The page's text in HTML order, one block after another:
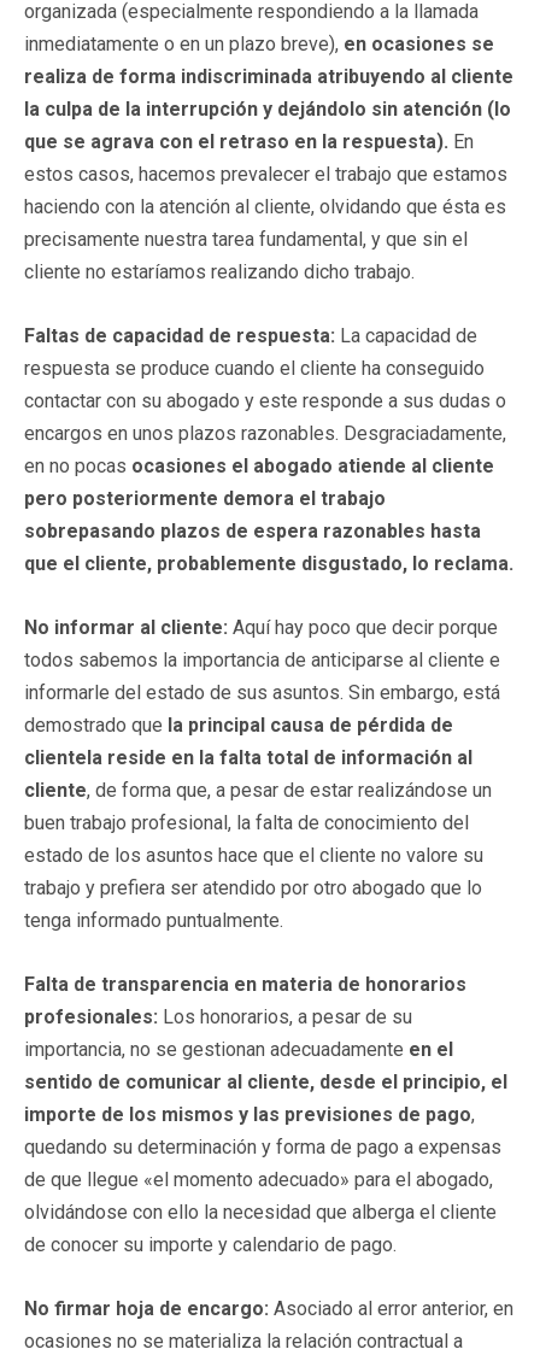
organizada (especialmente respondiendo a la llamada
inmediatamente o en un plazo breve), en ocasiones se
realiza de forma indiscriminada atribuyendo al cliente
la culpa de la interrupción y dejándolo sin atención (lo
que se agrava con el retraso en la respuesta). En
estos casos, hacemos prevalecer el trabajo que estamos
haciendo con la atención al cliente, olvidando que ésta es
precisamente nuestra tarea fundamental, y que sin el
cliente no estaríamos realizando dicho trabajo.
Faltas de capacidad de respuesta: La capacidad de
respuesta se produce cuando el cliente ha conseguido
contactar con su abogado y este responde a sus dudas o
encargos en unos plazos razonables. Desgraciadamente,
en no pocas ocasiones el abogado atiende al cliente
pero posteriormente demora el trabajo
sobrepasando plazos de espera razonables hasta
que el cliente, probablemente disgustado, lo reclama.
No informar al cliente: Aquí hay poco que decir porque
todos sabemos la importancia de anticiparse al cliente e
informarle del estado de sus asuntos. Sin embargo, está
demostrado que la principal causa de pérdida de
clientela reside en la falta total de información al
cliente, de forma que, a pesar de estar realizándose un
buen trabajo profesional, la falta de conocimiento del
estado de los asuntos hace que el cliente no valore su
trabajo y prefiera ser atendido por otro abogado que lo
tenga informado puntualmente.
Falta de transparencia en materia de honorarios
profesionales: Los honorarios, a pesar de su
importancia, no se gestionan adecuadamente en el
sentido de comunicar al cliente, desde el principio, el
importe de los mismos y las previsiones de pago,
quedando su determinación y forma de pago a expensas
de que llegue «el momento adecuado» para el abogado,
olvidándose con ello la necesidad que alberga el cliente
de conocer su importe y calendario de pago.
No firmar hoja de encargo: Asociado al error anterior, en
ocasiones no se materializa la relación contractual a